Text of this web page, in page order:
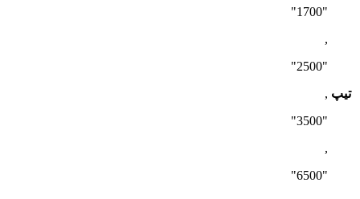
تیپ
"1700"
,
"2500"
,
"3500"
,
"6500"